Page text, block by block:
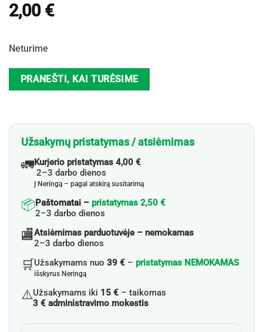
2,00 €
Neturime
PRANEŠTI, KAI TURĖSIME
Užsakymų pristatymas / atsiėmimas
🚛Kurjerio pristatymas 4,00 €
2–3 darbo dienos
Į Neringą – pagal atskirą susitarimą
📦Paštomatai – pristatymas 2,50 €
2–3 darbo dienos
🏬Atsiėmimas parduotuvėje – nemokamas
2–3 darbo dienos
🛒Užsakymams nuo 39 € – pristatymas NEMOKAMAS
išskyrus Neringą
⚠️Užsakymams iki 15 € – taikomas
3 € administravimo mokestis